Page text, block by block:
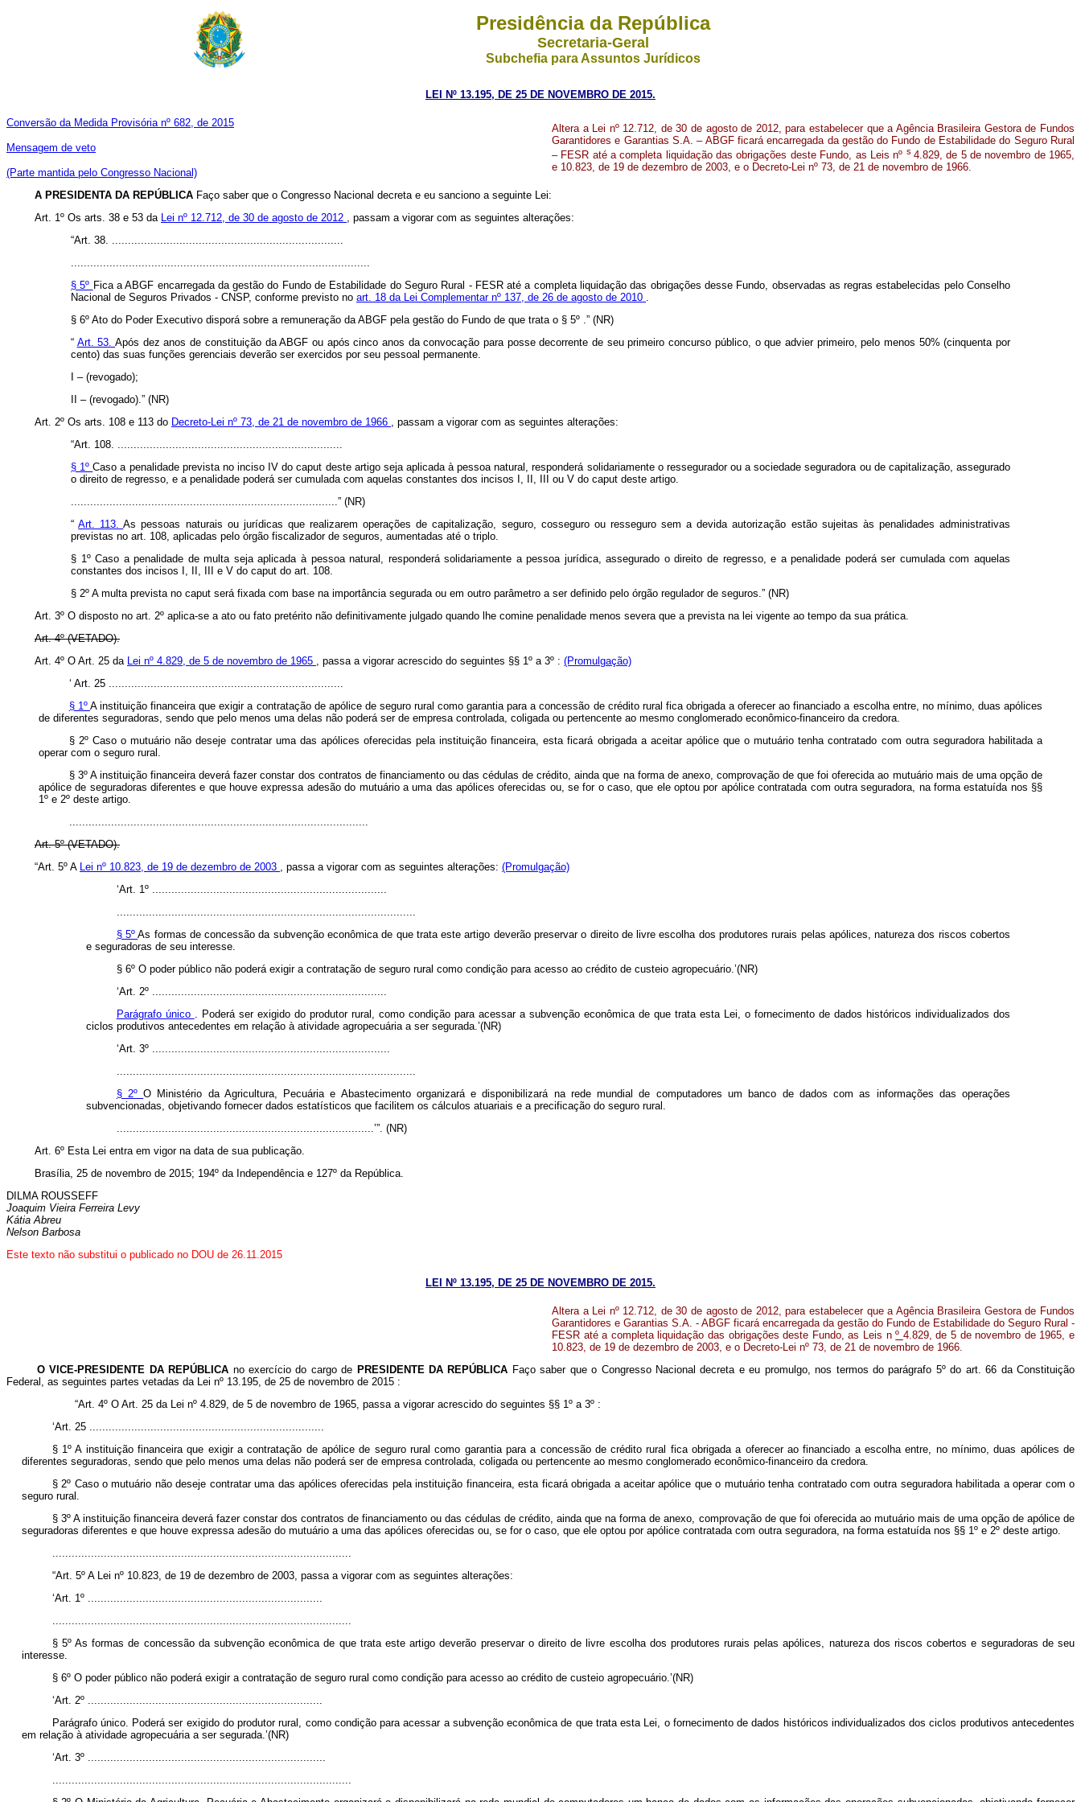
Presidência da República
Secretaria-Geral
Subchefia para Assuntos Jurídicos
LEI Nº 13.195, DE 25 DE NOVEMBRO DE 2015.
Conversão da Medida Provisória nº 682, de 2015
Mensagem de veto
(Parte mantida pelo Congresso Nacional)
Altera a Lei nº 12.712, de 30 de agosto de 2012, para estabelecer que a Agência Brasileira Gestora de Fundos
Garantidores e Garantias S.A. – ABGF ficará encarregada da gestão do Fundo de Estabilidade do Seguro Rural
– FESR até a completa liquidação das obrigações deste Fundo, as Leis nº s 4.829, de 5 de novembro de 1965,
e 10.823, de 19 de dezembro de 2003, e o Decreto-Lei nº 73, de 21 de novembro de 1966.
A PRESIDENTA DA REPÚBLICA Faço saber que o Congresso Nacional decreta e eu sanciono a seguinte Lei:
Art. 1º Os arts. 38 e 53 da Lei nº 12.712, de 30 de agosto de 2012 , passam a vigorar com as seguintes alterações:
“Art. 38. ........................................................................
.............................................................................................
§ 5º Fica a ABGF encarregada da gestão do Fundo de Estabilidade do Seguro Rural - FESR até a completa liquidação das obrigações desse Fundo, observadas as regras estabelecidas pelo Conselho
Nacional de Seguros Privados - CNSP, conforme previsto no art. 18 da Lei Complementar nº 137, de 26 de agosto de 2010 .
§ 6º Ato do Poder Executivo disporá sobre a remuneração da ABGF pela gestão do Fundo de que trata o § 5º .” (NR)
“ Art. 53.Após dez anos de constituição da ABGF ou após cinco anos da convocação para posse decorrente de seu primeiro concurso público, o que advier primeiro, pelo menos 50% (cinquenta por
cento) das suas funções gerenciais deverão ser exercidos por seu pessoal permanente.
I – (revogado);
II – (revogado).” (NR)
Art. 2º Os arts. 108 e 113 do Decreto-Lei nº 73, de 21 de novembro de 1966 , passam a vigorar com as seguintes alterações:
“Art. 108. ......................................................................
§ 1ºCaso a penalidade prevista no inciso IV docaput deste artigo seja aplicada à pessoa natural, responderá solidariamente o ressegurador ou a sociedade seguradora ou de capitalização, assegurado
o direito de regresso, e a penalidade poderá ser cumulada com aquelas constantes dos incisos I, II, III ou V do caput deste artigo.
...................................................................................” (NR)
“Art. 113.As pessoas naturais ou jurídicas que realizarem operações de capitalização, seguro, cosseguro ou resseguro sem a devida autorização estão sujeitas às penalidades administrativas
previstas no art. 108, aplicadas pelo órgão fiscalizador de seguros, aumentadas até o triplo.
§ 1º Caso a penalidade de multa seja aplicada à pessoa natural, responderá solidariamente a pessoa jurídica, assegurado o direito de regresso, e a penalidade poderá ser cumulada com aquelas
constantes dos incisos I, II, III e V do caput do art. 108.
§ 2º A multa prevista no caput será fixada com base na importância segurada ou em outro parâmetro a ser definido pelo órgão regulador de seguros.” (NR)
Art. 3º O disposto no art. 2º aplica-se a ato ou fato pretérito não definitivamente julgado quando lhe comine penalidade menos severa que a prevista na lei vigente ao tempo da sua prática.
Art. 4º (VETADO).
Art. 4º O Art. 25 da Lei nº 4.829, de 5 de novembro de 1965 , passa a vigorar acrescido do seguintes §§ 1º a 3º : (Promulgação)
‘ Art. 25 .........................................................................
§ 1º A instituição financeira que exigir a contratação de apólice de seguro rural como garantia para a concessão de crédito rural fica obrigada a oferecer ao financiado a escolha entre, no mínimo, duas apólices
de diferentes seguradoras, sendo que pelo menos uma delas não poderá ser de empresa controlada, coligada ou pertencente ao mesmo conglomerado econômico-financeiro da credora.
§ 2º Caso o mutuário não deseje contratar uma das apólices oferecidas pela instituição financeira, esta ficará obrigada a aceitar apólice que o mutuário tenha contratado com outra seguradora habilitada a
operar com o seguro rural.
§ 3º A instituição financeira deverá fazer constar dos contratos de financiamento ou das cédulas de crédito, ainda que na forma de anexo, comprovação de que foi oferecida ao mutuário mais de uma opção de
apólice de seguradoras diferentes e que houve expressa adesão do mutuário a uma das apólices oferecidas ou, se for o caso, que ele optou por apólice contratada com outra seguradora, na forma estatuída nos §§
1º e 2º deste artigo.
.............................................................................................
Art. 5º (VETADO).
“Art. 5º A Lei nº 10.823, de 19 de dezembro de 2003 , passa a vigorar com as seguintes alterações: (Promulgação)
‘Art. 1º .........................................................................
.............................................................................................
§ 5ºAs formas de concessão da subvenção econômica de que trata este artigo deverão preservar o direito de livre escolha dos produtores rurais pelas apólices, natureza dos riscos cobertos
e seguradoras de seu interesse.
§ 6º O poder público não poderá exigir a contratação de seguro rural como condição para acesso ao crédito de custeio agropecuário.’(NR)
‘Art. 2º .........................................................................
Parágrafo único . Poderá ser exigido do produtor rural, como condição para acessar a subvenção econômica de que trata esta Lei, o fornecimento de dados históricos individualizados dos
ciclos produtivos antecedentes em relação à atividade agropecuária a ser segurada.’(NR)
‘Art. 3º ..........................................................................
.............................................................................................
§ 2ºO Ministério da Agricultura, Pecuária e Abastecimento organizará e disponibilizará na rede mundial de computadores um banco de dados com as informações das operações
subvencionadas, objetivando fornecer dados estatísticos que facilitem os cálculos atuariais e a precificação do seguro rural.
................................................................................’”. (NR)
Art. 6º Esta Lei entra em vigor na data de sua publicação.
Brasília, 25 de novembro de 2015; 194º da Independência e 127º da República.
DILMA ROUSSEFF
Joaquim Vieira Ferreira Levy
Kátia Abreu
Nelson Barbosa
Este texto não substitui o publicado no DOU de 26.11.2015
LEI Nº 13.195, DE 25 DE NOVEMBRO DE 2015.
Altera a Lei nº 12.712, de 30 de agosto de 2012, para estabelecer que a Agência Brasileira Gestora de Fundos
Garantidores e Garantias S.A. - ABGF ficará encarregada da gestão do Fundo de Estabilidade do Seguro Rural -
FESR até a completa liquidação das obrigações deste Fundo, as Leis nº 4.829, de 5 de novembro de 1965, e
10.823, de 19 de dezembro de 2003, e o Decreto-Lei nº 73, de 21 de novembro de 1966.
O VICE-PRESIDENTE DA REPÚBLICA no exercício do cargo de PRESIDENTE DA REPÚBLICA Faço saber que o Congresso Nacional decreta e eu promulgo, nos termos do parágrafo 5º do art. 66 da Constituição
Federal, as seguintes partes vetadas da Lei nº 13.195, de 25 de novembro de 2015 :
“Art. 4º O Art. 25 da Lei nº 4.829, de 5 de novembro de 1965, passa a vigorar acrescido do seguintes §§ 1º a 3º :
‘Art. 25 .........................................................................
§ 1º A instituição financeira que exigir a contratação de apólice de seguro rural como garantia para a concessão de crédito rural fica obrigada a oferecer ao financiado a escolha entre, no mínimo, duas apólices de
diferentes seguradoras, sendo que pelo menos uma delas não poderá ser de empresa controlada, coligada ou pertencente ao mesmo conglomerado econômico-financeiro da credora.
§ 2º Caso o mutuário não deseje contratar uma das apólices oferecidas pela instituição financeira, esta ficará obrigada a aceitar apólice que o mutuário tenha contratado com outra seguradora habilitada a operar com o
seguro rural.
§ 3º A instituição financeira deverá fazer constar dos contratos de financiamento ou das cédulas de crédito, ainda que na forma de anexo, comprovação de que foi oferecida ao mutuário mais de uma opção de apólice de
seguradoras diferentes e que houve expressa adesão do mutuário a uma das apólices oferecidas ou, se for o caso, que ele optou por apólice contratada com outra seguradora, na forma estatuída nos §§ 1º e 2º deste artigo.
.............................................................................................
“Art. 5º A Lei nº 10.823, de 19 de dezembro de 2003, passa a vigorar com as seguintes alterações:
‘Art. 1º .........................................................................
.............................................................................................
§ 5º As formas de concessão da subvenção econômica de que trata este artigo deverão preservar o direito de livre escolha dos produtores rurais pelas apólices, natureza dos riscos cobertos e seguradoras de seu
interesse.
§ 6º O poder público não poderá exigir a contratação de seguro rural como condição para acesso ao crédito de custeio agropecuário.’(NR)
‘Art. 2º .........................................................................
Parágrafo único. Poderá ser exigido do produtor rural, como condição para acessar a subvenção econômica de que trata esta Lei, o fornecimento de dados históricos individualizados dos ciclos produtivos antecedentes
em relação à atividade agropecuária a ser segurada.’(NR)
‘Art. 3º ..........................................................................
.............................................................................................